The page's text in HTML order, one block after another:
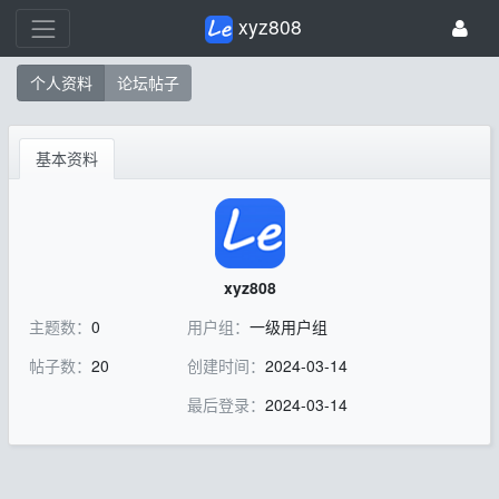
xyz808
个人资料 论坛帖子
基本资料
xyz808
主题数： 0
帖子数： 20
用户组： 一级用户组
创建时间： 2024-03-14
最后登录： 2024-03-14